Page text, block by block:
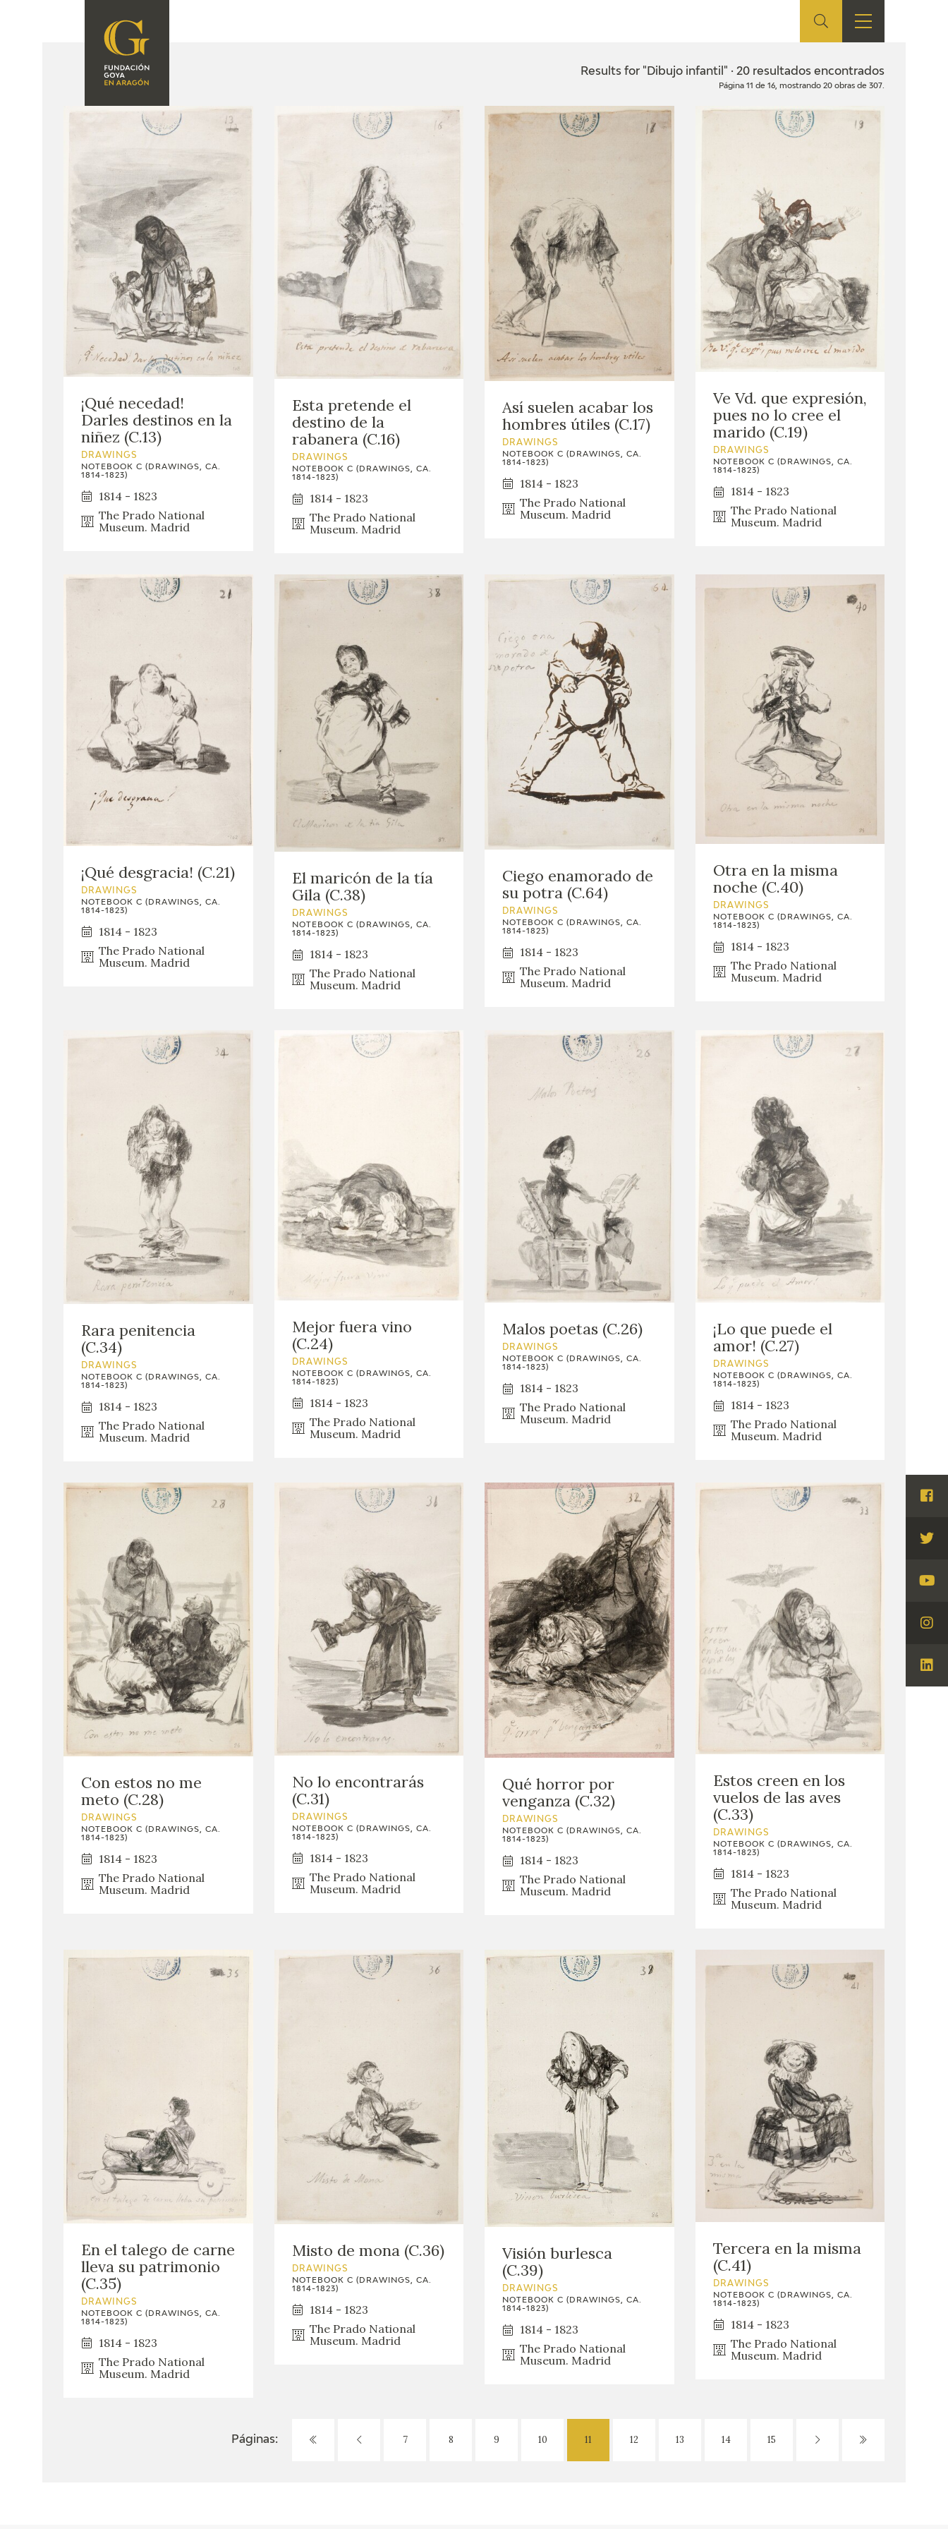
FOUNDATION
SOMOS
CORPORATE
SEDE
CONTACT
PREMIO ARAGÓN
EDICIONES SHOP EDUCA
RECURSOS
Results for "Dibujo infantil" · 20 resultados encontrados
Página 11 de 16, mostrando 20 obras de 307.
¡Qué necedad!
Darles destinos en la
niñez (C.13)
DRAWINGS
NOTEBOOK C (DRAWINGS, CA.
1814-1823)
1814 - 1823
The Prado National
Museum. Madrid
Esta pretende el
destino de la
rabanera (C.16)
DRAWINGS
NOTEBOOK C (DRAWINGS, CA.
1814-1823)
1814 - 1823
The Prado National
Museum. Madrid
Así suelen acabar los
hombres útiles (C.17)
DRAWINGS
NOTEBOOK C (DRAWINGS, CA.
1814-1823)
1814 - 1823
The Prado National
Museum. Madrid
Ve Vd. que expresión,
pues no lo cree el
marido (C.19)
DRAWINGS
NOTEBOOK C (DRAWINGS, CA.
1814-1823)
1814 - 1823
The Prado National
Museum. Madrid
¡Qué desgracia! (C.21)
DRAWINGS
NOTEBOOK C (DRAWINGS, CA.
1814-1823)
1814 - 1823
The Prado National
Museum. Madrid
El maricón de la tía
Gila (C.38)
DRAWINGS
NOTEBOOK C (DRAWINGS, CA.
1814-1823)
1814 - 1823
The Prado National
Museum. Madrid
Ciego enamorado de
su potra (C.64)
DRAWINGS
NOTEBOOK C (DRAWINGS, CA.
1814-1823)
1814 - 1823
The Prado National
Museum. Madrid
Otra en la misma
noche (C.40)
DRAWINGS
NOTEBOOK C (DRAWINGS, CA.
1814-1823)
1814 - 1823
The Prado National
Museum. Madrid
Rara penitencia
(C.34)
DRAWINGS
NOTEBOOK C (DRAWINGS, CA.
1814-1823)
1814 - 1823
The Prado National
Museum. Madrid
Mejor fuera vino
(C.24)
DRAWINGS
NOTEBOOK C (DRAWINGS, CA.
1814-1823)
1814 - 1823
The Prado National
Museum. Madrid
Malos poetas (C.26)
DRAWINGS
NOTEBOOK C (DRAWINGS, CA.
1814-1823)
1814 - 1823
The Prado National
Museum. Madrid
¡Lo que puede el
amor! (C.27)
DRAWINGS
NOTEBOOK C (DRAWINGS, CA.
1814-1823)
1814 - 1823
The Prado National
Museum. Madrid
Con estos no me
meto (C.28)
DRAWINGS
NOTEBOOK C (DRAWINGS, CA.
1814-1823)
1814 - 1823
The Prado National
Museum. Madrid
No lo encontrarás
(C.31)
DRAWINGS
NOTEBOOK C (DRAWINGS, CA.
1814-1823)
1814 - 1823
The Prado National
Museum. Madrid
Qué horror por
venganza (C.32)
DRAWINGS
NOTEBOOK C (DRAWINGS, CA.
1814-1823)
1814 - 1823
The Prado National
Museum. Madrid
Estos creen en los
vuelos de las aves
(C.33)
DRAWINGS
NOTEBOOK C (DRAWINGS, CA.
1814-1823)
1814 - 1823
The Prado National
Museum. Madrid
En el talego de carne
lleva su patrimonio
(C.35)
DRAWINGS
NOTEBOOK C (DRAWINGS, CA.
1814-1823)
1814 - 1823
The Prado National
Museum. Madrid
Misto de mona (C.36)
DRAWINGS
NOTEBOOK C (DRAWINGS, CA.
1814-1823)
1814 - 1823
The Prado National
Museum. Madrid
Visión burlesca
(C.39)
DRAWINGS
NOTEBOOK C (DRAWINGS, CA.
1814-1823)
1814 - 1823
The Prado National
Museum. Madrid
Tercera en la misma
(C.41)
DRAWINGS
NOTEBOOK C (DRAWINGS, CA.
1814-1823)
1814 - 1823
The Prado National
Museum. Madrid
Páginas: 7 8 9 10 11 12 13 14 15